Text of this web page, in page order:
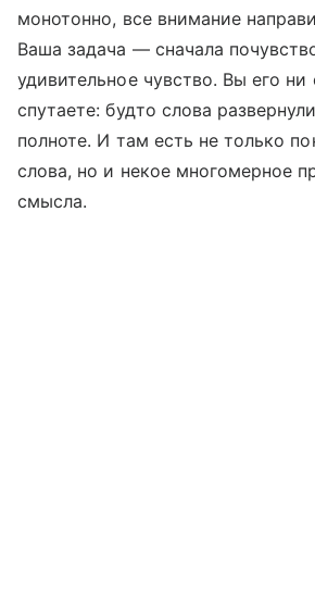
монотонно, все внимание
Ваша задача — сначала
удивительное чувство. Вы его ни
спутаете: будто слова
полноте. И там есть не только
слова, но и некое многомерное
смысла.